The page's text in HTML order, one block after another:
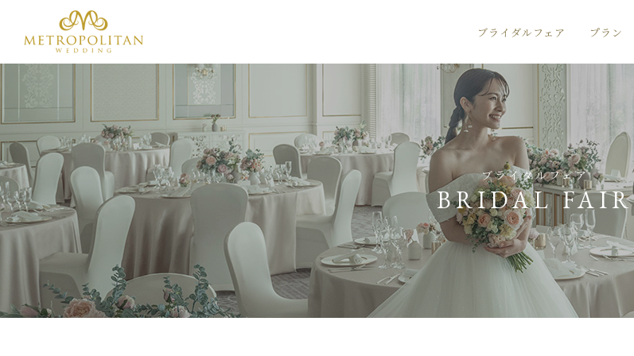
ブライダルフェア プラン
ブライダルフェア
BRIDAL FAIR